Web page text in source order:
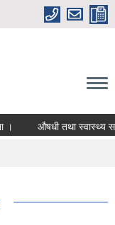
औषधी तथा स्वास्थ्य